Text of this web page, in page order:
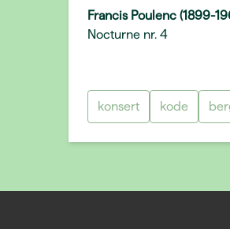
Francis Poulenc (1899-
Nocturne nr. 4
konsert kode